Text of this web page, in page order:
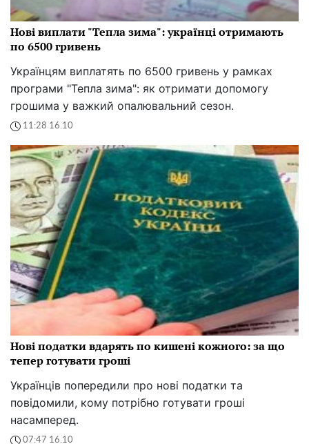
Нові виплати "Тепла зима": українці отримають
по 6500 гривень
Українцям виплатять по 6500 гривень у рамках
програми "Тепла зима": як отримати допомогу
грошима у важкий опалювальний сезон.
11:28 16.10
Нові податки вдарять по кишені кожного: за що
тепер готувати гроші
Українців попередили про нові податки та
повідомили, кому потрібно готувати гроші
насамперед.
07:47 16.10